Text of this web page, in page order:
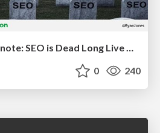
State of Search Keynote: SEO is Dead Long Live SEO
0 240